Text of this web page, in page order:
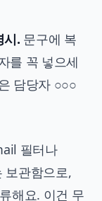
시. 문구에 복
를 꼭 넣으세
담당자 ○○○
필터나
보관함으로,
해요. 이건 무